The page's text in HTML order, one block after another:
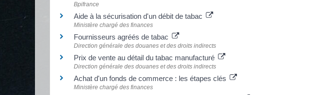
Bpifrance
Aide à la sécurisation d'un débit de tabac
Ministère chargé des finances
Fournisseurs agréés de tabac
Direction générale des douanes et des droits indirects
Prix de vente au détail du tabac manufacturé
Direction générale des douanes et des droits indirects
Achat d'un fonds de commerce : les étapes clés
Ministère chargé des finances